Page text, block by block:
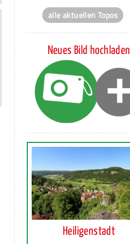
alle aktuellen Topos
Neues Bild hochladen
Heiligenstadt